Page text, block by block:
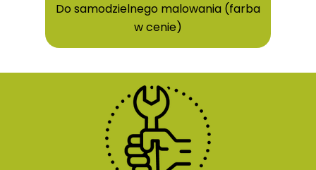
Do samodzielnego malowania (farba
w cenie)